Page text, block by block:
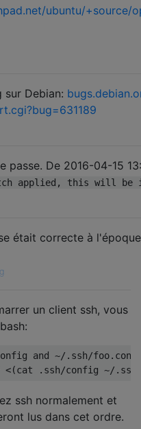
ubuntu/+source/
sur Debian:
passe. De 2016-04-15
applied, this will be
était correcte à
un client ssh, vous
and ~/.ssh/
ssh normalement et
lus dans cet ordre.